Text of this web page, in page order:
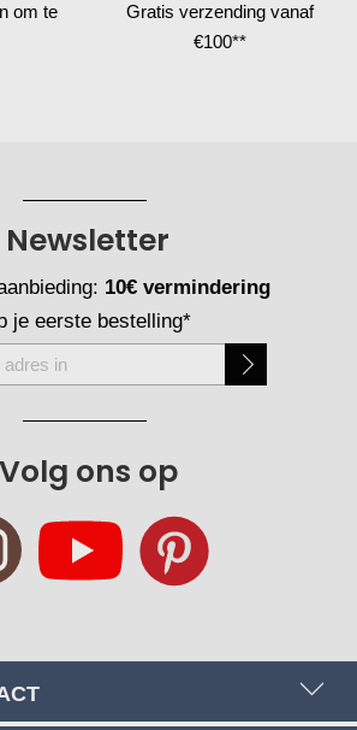
om te
Gratis verzending vanaf
€100**
Volg ons op
Newsletter
10€ vermindering
je eerste bestelling*